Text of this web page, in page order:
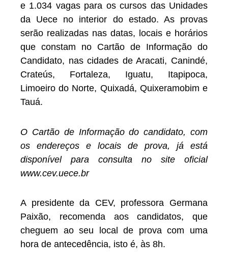
e 1.034 vagas para os cursos das Unidades
da Uece no interior do estado. As provas
serão realizadas nas datas, locais e horários
que constam no Cartão de Informação do
Candidato, nas cidades de Aracati, Canindé,
Crateús, Fortaleza, Iguatu, Itapipoca,
Limoeiro do Norte, Quixadá, Quixeramobim e
Tauá.
O Cartão de Informação do candidato, com
os endereços e locais de prova, já está
disponível para consulta no site oficial
www.cev.uece.br
A presidente da CEV, professora Germana
Paixão, recomenda aos candidatos, que
cheguem ao seu local de prova com uma
hora de antecedência, isto é, às 8h.